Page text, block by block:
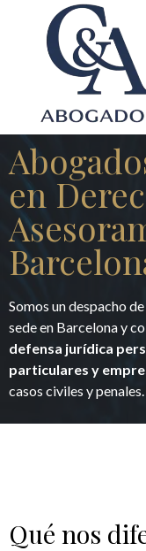
en
Somos un despacho
sede en Barcelona y
defensa jurídica
particulares y
casos civiles y penales.
Qué nos